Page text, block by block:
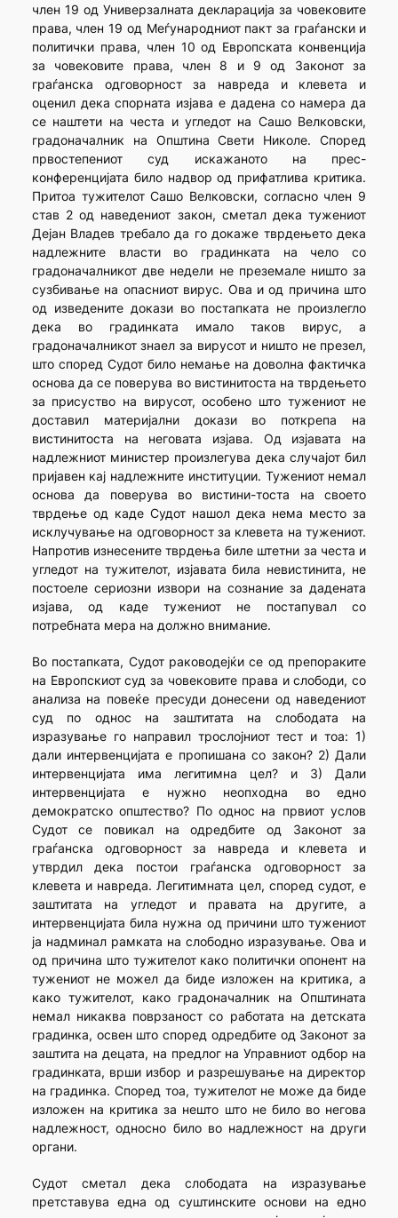
член 19 од Универзалната декларација за човековите
права, член 19 од Меѓународниот пакт за граѓански и
политички права, член 10 од Европската конвенција
за човековите права, член 8 и 9 од Законот за
граѓанска одговорност за навреда и клевета и
оценил дека спорната изјава е дадена со намера да
се наштети на честа и угледот на Сашо Велковски,
градоначалник на Општина Свети Николе. Според
првостепениот суд искажаното на прес-
конференцијата било надвор од прифатлива критика.
Притоа тужителот Сашо Велковски, согласно член 9
став 2 од наведениот закон, сметал дека тужениот
Дејан Владев требало да го докаже тврдењето дека
надлежните власти во градинката на чело со
градоначалникот две недели не преземале ништо за
сузбивање на опасниот вирус. Ова и од причина што
од изведените докази во постапката не произлегло
дека во градинката имало таков вирус, а
градоначалникот знаел за вирусот и ништо не презел,
што според Судот било немање на доволна фактичка
основа да се поверува во вистинитоста на тврдењето
за присуство на вирусот, особено што тужениот не
доставил материјални докази во поткрепа на
вистинитоста на неговата изјава. Од изјавата на
надлежниот министер произлегува дека случајот бил
пријавен кај надлежните институции. Тужениот немал
основа да поверува во вистини-тоста на своето
тврдење од каде Судот нашол дека нема место за
исклучување на одговорност за клевета на тужениот.
Напротив изнесените тврдења биле штетни за честа и
угледот на тужителот, изјавата била невистинита, не
постоеле сериозни извори на сознание за дадената
изјава, од каде тужениот не постапувал со
потребната мера на должно внимание.
Во постапката, Судот раководејќи се од препораките
на Европскиот суд за човековите права и слободи, со
анализа на повеќе пресуди донесени од наведениот
суд по однос на заштитата на слободата на
изразување го направил трослојниот тест и тоа: 1)
дали интервенцијата е пропишана со закон? 2) Дали
интервенцијата има легитимна цел? и 3) Дали
интервенцијата е нужно неопходна во едно
демократско општество? По однос на првиот услов
Судот се повикал на одредбите од Законот за
граѓанска одговорност за навреда и клевета и
утврдил дека постои граѓанска одговорност за
клевета и навреда. Легитимната цел, според судот, е
заштитата на угледот и правата на другите, а
интервенцијата била нужна од причини што тужениот
ја надминал рамката на слободно изразување. Ова и
од причина што тужителот како политички опонент на
тужениот не можел да биде изложен на критика, а
како тужителот, како градоначалник на Општината
немал никаква поврзаност со работата на детската
градинка, освен што според одредбите од Законот за
заштита на децата, на предлог на Управниот одбор на
градинката, врши избор и разрешување на директор
на градинка. Според тоа, тужителот не може да биде
изложен на критика за нешто што не било во негова
надлежност, односно било во надлежност на други
органи.
Судот сметал дека слободата на изразување
претставува една од суштинските основи на едно